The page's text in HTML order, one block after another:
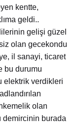
kentte,
geldi..
gelişi güzel
olan gecekondu
il sanayi, ticaret
bu durumu
elektrik verdikleri
olan
burada